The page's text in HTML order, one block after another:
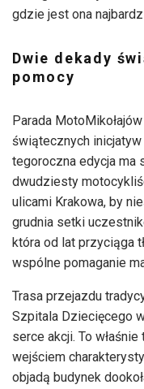
gdzie jest ona
Dwie dekady
pomocy
Parada
świątecznych
tegoroczna edycja ma
dwudziesty
ulicami Krakowa, by
grudnia setki
która od lat przyciąga
wspólne pomaganie
Trasa przejazdu
Szpitala Dziecięcego
serce akcji. To
wejściem
objadą budynek